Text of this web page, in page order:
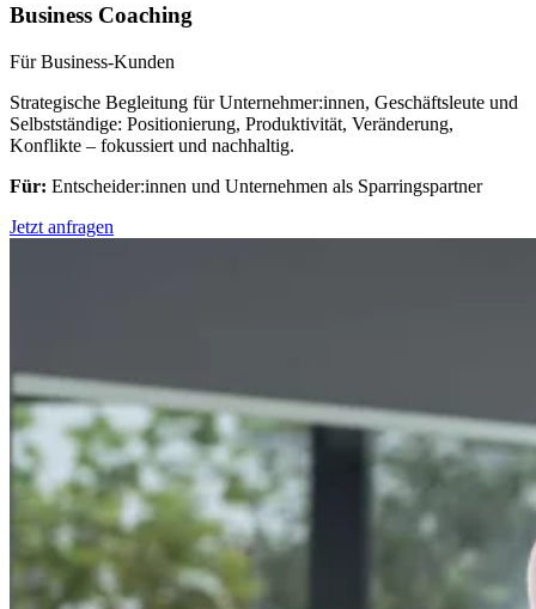
Business Coaching
Für Business-Kunden
Strategische Begleitung für Unternehmer:innen, Geschäftsleute und
Selbstständige: Positionierung, Produktivität, Veränderung,
Konflikte – fokussiert und nachhaltig.
Für: Entscheider:innen und Unternehmen als Sparringspartner
Jetzt anfragen